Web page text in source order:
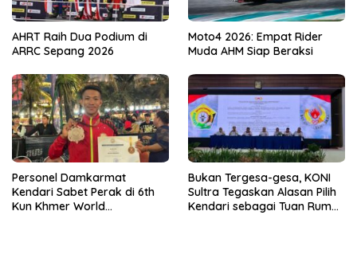
AHRT Raih Dua Podium di
ARRC Sepang 2026
Moto4 2026: Empat Rider
Muda AHM Siap Beraksi
Personel Damkarmat
Kendari Sabet Perak di 6th
Kun Khmer World
Bukan Tergesa-gesa, KONI
Sultra Tegaskan Alasan Pilih
Kendari sebagai Tuan Rumah